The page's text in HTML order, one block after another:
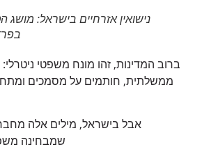
נישואין אזרחיים בישראל: מושג
ברוב המדינות, זהו מונח משפטי ניטרלי:
ממשלתית, חותמים על מסמכים
אבל בישראל, מילים אלה מחברות
שמבחינה